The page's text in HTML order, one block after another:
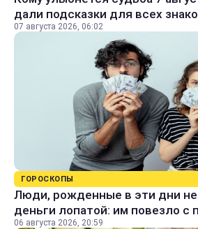
дали подсказки для всех
07 августа 2026, 06:02
ГОРОСКОПЫ
Люди, рожденные в эти дни
деньги лопатой: им повезло с
06 августа 2026, 20:59